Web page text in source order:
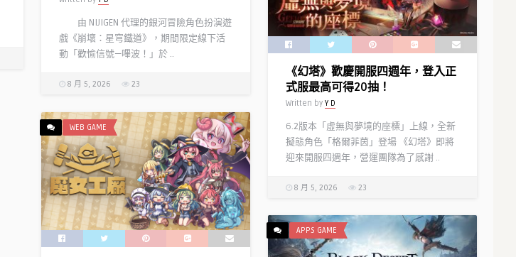
由 NIJIGEN 代理的銀河冒險角色扮演遊
戲《崩壞：星穹鐵道》，期間限定線下活
動「歡愉信號—嗶波！」於 ..
8 月 5, 2026 23
《幻塔》歡慶開服四週年，登入正
式服最高可得20抽！
Written by Y D
6.2版本「虛無與夢境的座標」上線，全新
擬態角色「格爾菲茵」登場 《幻塔》即將
迎來開服四週年，營運團隊為了感謝 ..
8 月 5, 2026 23
WEB GAME
APPS GAME